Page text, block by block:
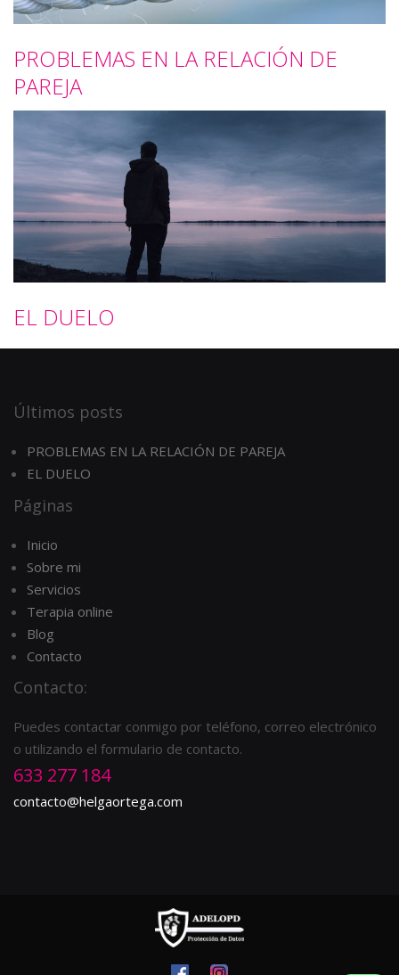
PROBLEMAS EN LA RELACIÓN DE
PAREJA
EL DUELO
Últimos posts
PROBLEMAS EN LA RELACIÓN DE PAREJA
EL DUELO
Páginas
Inicio
Sobre mi
Servicios
Terapia online
Blog
Contacto
Contacto:
Puedes contactar conmigo por teléfono, correo electrónico
o utilizando el formulario de contacto.
633 277 184
contacto@helgaortega.com